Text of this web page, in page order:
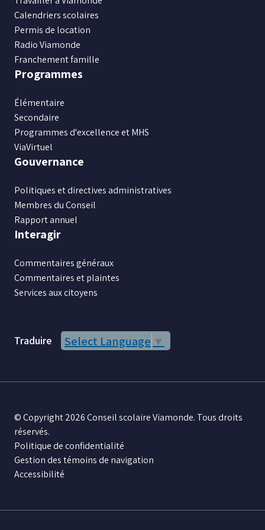
FacebookInstagramYoutube
Calendriers scolaires
Permis de location
Radio Viamonde
Franchement famille
Programmes
Élémentaire
Secondaire
Programmes d'excellence et MHS
ViaVirtuel
Gouvernance
Politiques et directives administratives
Membres du Conseil
Rapport annuel
Interagir
Commentaires généraux
Commentaires et plaintes
Services aux citoyens
Traduire Select Language ▼
© Copyright 2026 Conseil scolaire Viamonde. Tous droits
réservés.
Politique de confidentialité
Gestion des témoins de navigation
Accessibilité